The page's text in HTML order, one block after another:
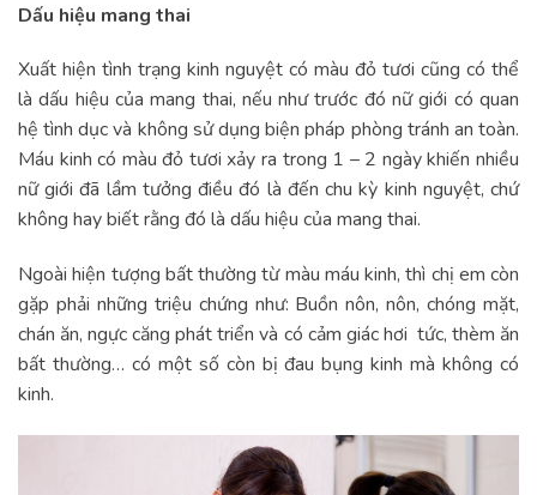
Dấu hiệu mang thai
Xuất hiện tình trạng kinh nguyệt có màu đỏ tươi cũng có thể
là dấu hiệu của mang thai, nếu như trước đó nữ giới có quan
hệ tình dục và không sử dụng biện pháp phòng tránh an toàn.
Máu kinh có màu đỏ tươi xảy ra trong 1 – 2 ngày khiến nhiều
nữ giới đã lầm tưởng điều đó là đến chu kỳ kinh nguyệt, chứ
không hay biết rằng đó là dấu hiệu của mang thai.
Ngoài hiện tượng bất thường từ màu máu kinh, thì chị em còn
gặp phải những triệu chứng như: Buồn nôn, nôn, chóng mặt,
chán ăn, ngực căng phát triển và có cảm giác hơi tức, thèm ăn
bất thường… có một số còn bị đau bụng kinh mà không có
kinh.